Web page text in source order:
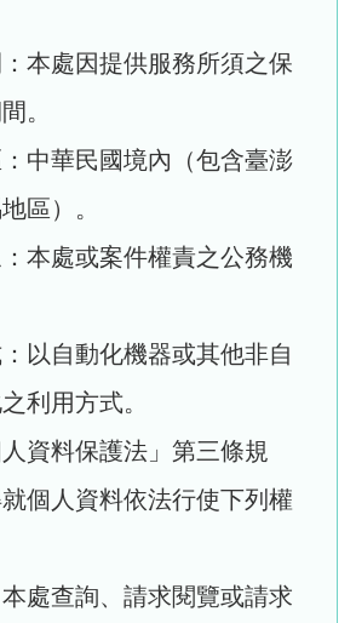
本處因提供服務所須之保
。
中華民國境內（包含臺澎
區）。
本處或案件權責之公務機
以自動化機器或其他非自
利用方式。
資料保護法」第三條規
個人資料依法行使下列權
處查詢、請求閱覽或請求